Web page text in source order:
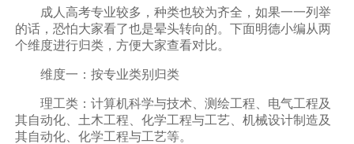
成人高考专业较多，种类也较为齐全，如果一一列举
的话，恐怕大家看了也是晕头转向的。下面明德小编从两
个维度进行归类，方便大家查看对比。
维度一：按专业类别归类
理工类：计算机科学与技术、测绘工程、电气工程及
其自动化、土木工程、化学工程与工艺、机械设计制造及
其自动化、化学工程与工艺等。